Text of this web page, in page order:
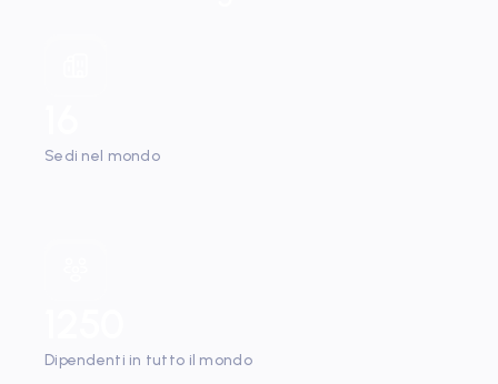
Sedi nel mondo
Dipendenti in tutto il mondo